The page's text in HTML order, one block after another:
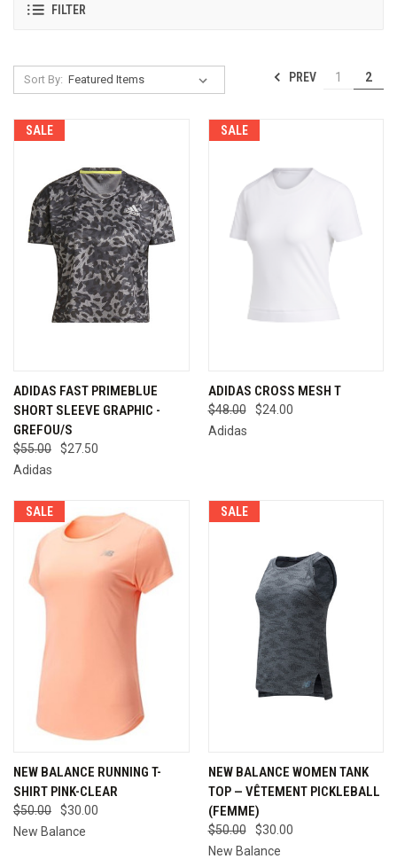
FILTER
Sort By: PREV 1 2
SALE
ADIDAS FAST PRIMEBLUE
SHORT SLEEVE GRAPHIC -
GREFOU/S
$55.00
$27.50
Adidas
SALE
ADIDAS CROSS MESH T
$48.00
$24.00
Adidas
SALE
NEW BALANCE RUNNING T-
SHIRT PINK-CLEAR
$50.00
$30.00
New Balance
SALE
NEW BALANCE WOMEN TANK
TOP — VÊTEMENT PICKLEBALL
(FEMME)
$50.00
$30.00
New Balance